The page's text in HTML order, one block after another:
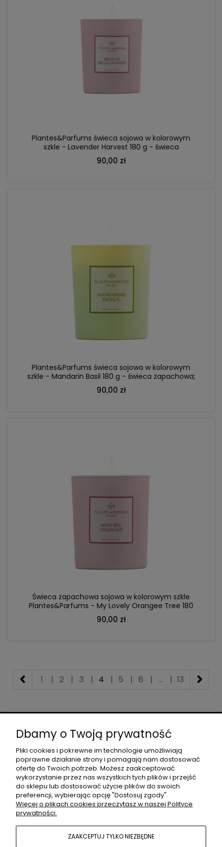
Plantes&Parfums świeca sojowa w kolorowym
szkle - Lavender Harvest 180 g - świeca
zapachowa; kwiat lawendy, szałwia, eukaliptus
90,00 zł
DO KOSZYKA
Plantes&Parfums świeca sojowa w kolorowym
szkle - Mandarin Basil 180 g - świeca zapachowa;
mandarynka, bergamotka, kwiat cytryny
90,00 zł
Świeca zapachowa sojowa w kolorowym szkle
Plantes&Parfums - My Lovely Orangee Tree 180
g; drzewo różane, kwiat pomarańczy
90,00 zł
DO KOSZYKA
1 | 2 | 3 | 4 | 5 | 6 | ... | 13
DLA PROJEKTANTÓW
MOJE KONTO
POMOC
Dbamy o Twoją prywatność
Pliki cookies i pokrewne im technologie umożliwiają
poprawne działanie strony i pomagają nam dostosować
ofertę do Twoich potrzeb. Możesz zaakceptować
wykorzystanie przez nas wszystkich tych plików i przejść
do sklepu lub dostosować użycie plików do swoich
preferencji, wybierając opcję "Dostosuj zgody".
Więcej o plikach cookies przeczytasz w naszej Polityce
prywatności.
ZAAKCEPTUJ TYLKO NIEZBĘDNE